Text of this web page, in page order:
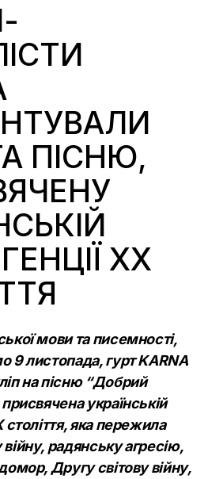
ПІСНЮ,
XX
мови та писемності,
9 листопада, гурт KARNA
на пісню “Добрий
українській
століття, яка пережила
радянську агресію,
Другу світову війну,